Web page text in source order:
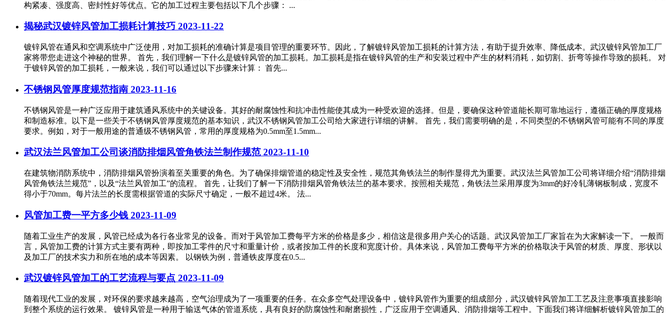
构紧凑、强度高、密封性好等优点。它的加工过程主要包括以下几个步骤： ...
揭秘武汉镀锌风管加工损耗计算技巧 2023-11-22
镀锌风管在通风和空调系统中广泛使用，对加工损耗的准确计算是项目管理的重要环节。因此，了解镀锌风管加工损耗的计算方法，有助于提升效率、降低成本。武汉镀锌风管加工厂
家将带您走进这个神秘的世界。 首先，我们理解一下什么是镀锌风管的加工损耗。加工损耗是指在镀锌风管的生产和安装过程中产生的材料消耗，如切割、折弯等操作导致的损耗。 对
于镀锌风管的加工损耗，一般来说，我们可以通过以下步骤来计算： 首先...
不锈钢风管厚度规范指南 2023-11-16
不锈钢风管是一种广泛应用于建筑通风系统中的关键设备。其好的耐腐蚀性和抗冲击性能使其成为一种受欢迎的选择。但是，要确保这种管道能长期可靠地运行，遵循正确的厚度规格
和制造标准。以下是一些关于不锈钢风管厚度规范的基本知识，武汉不锈钢风管加工公司给大家进行详细的讲解。 首先，我们需要明确的是，不同类型的不锈钢风管可能有不同的厚度
要求。例如，对于一般用途的普通级不锈钢风管，常用的厚度规格为0.5mm至1.5mm...
武汉法兰风管加工公司谈消防排烟风管角铁法兰制作规范2023-11-10
在建筑物消防系统中，消防排烟风管扮演着至关重要的角色。为了确保排烟管道的稳定性及安全性，规范其角铁法兰的制作显得尤为重要。武汉法兰风管加工公司将详细介绍“消防排烟
风管角铁法兰规范”，以及“法兰风管加工”的流程。 首先，让我们了解一下消防排烟风管角铁法兰的基本要求。按照相关规范，角铁法兰采用厚度为3mm的好冷轧薄钢板制成，宽度不
得小于70mm。每片法兰的长度需根据管道的实际尺寸确定，一般不超过4米。 法...
风管加工费一平方多少钱 2023-11-09
随着工业生产的发展，风管已经成为各行各业常见的设备。而对于风管加工费每平方米的价格是多少，相信这是很多用户关心的话题。武汉风管加工厂家旨在为大家解读一下。 一般而
言，风管加工费的计算方式主要有两种，即按加工零件的尺寸和重量计价，或者按加工件的长度和宽度计价。具体来说，风管加工费每平方米的价格取决于风管的材质、厚度、形状以
及加工厂的技术实力和所在地的成本等因素。 以钢铁为例，普通铁皮厚度在0.5...
武汉镀锌风管加工的工艺流程与要点 2023-11-09
随着现代工业的发展，对环保的要求越来越高，空气治理成为了一项重要的任务。在众多空气处理设备中，镀锌风管作为重要的组成部分，武汉镀锌风管加工工艺及注意事项直接影响
到整个系统的运行效果。 镀锌风管是一种用于输送气体的管道系统，具有良好的防腐蚀性和耐磨损性，广泛应用于空调通风、消防排烟等工程中。下面我们将详细解析镀锌风管加工的